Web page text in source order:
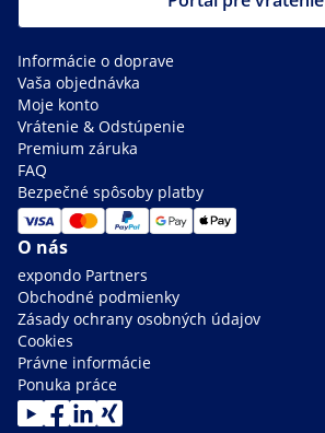
Informácie o doprave
Vaša objednávka
Moje konto
Vrátenie & Odstúpenie
Premium záruka
FAQ
Bezpečné spôsoby platby
O nás
expondo Partners
Obchodné podmienky
Zásady ochrany osobných údajov
Cookies
Právne informácie
Ponuka práce